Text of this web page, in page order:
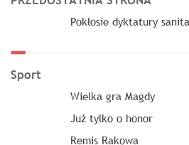
Pokłosie dyktatury
Sport
Wielka gra Magdy
Już tylko o honor
Remis Rakowa